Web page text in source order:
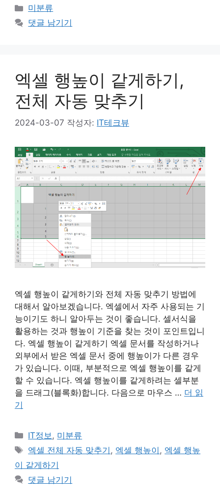
카
테
미분류
댓글 남기기
엑셀 행높이 같게하기,
전체 자동 맞추기
2024-03-07 작성자: IT테크뷰
엑셀 행높이 같게하기와 전체 자동 맞추기 방법에
대해서 알아보겠습니다. 엑셀에서 자주 사용되는 기
능이기도 하니 알아두는 것이 좋습니다. 셀서식을
활용하는 것과 행높이 기준을 찾는 것이 포인트입니
다. 엑셀 행높이 같게하기 엑셀 문서를 작성하거나
외부에서 받은 엑셀 문서 중에 행높이가 다른 경우
가 있습니다. 이때, 부분적으로 엑셀 행높이를 같게
할 수 있습니다. 엑셀 행높이를 같게하려는 셀부분
을 드래그(블록화)합니다. 다음으로 마우스 … 더 읽
기
카
테
고
리
IT정보 , 미분류
태
그
엑셀 전체 자동 맞추기 , 엑셀 행높이 , 엑셀 행높
이 같게하기
댓글 남기기